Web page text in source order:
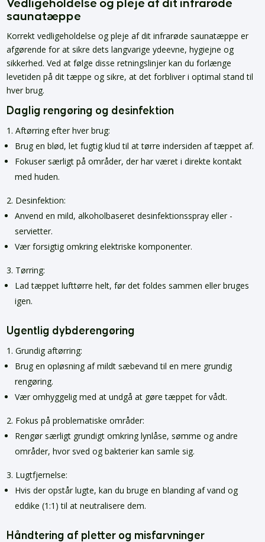
Vedligeholdelse og pleje af dit infrarøde
saunatæppe
Korrekt vedligeholdelse og pleje af dit infrarøde saunatæppe er
afgørende for at sikre dets langvarige ydeevne, hygiejne og
sikkerhed. Ved at følge disse retningslinjer kan du forlænge
levetiden på dit tæppe og sikre, at det forbliver i optimal stand til
hver brug.
Daglig rengøring og desinfektion
Aftørring efter hver brug:
Brug en blød, let fugtig klud til at tørre indersiden af tæppet af.
Fokuser særligt på områder, der har været i direkte kontakt
med huden.
Desinfektion:
Anvend en mild, alkoholbaseret desinfektionsspray eller -
servietter.
Vær forsigtig omkring elektriske komponenter.
Tørring:
Lad tæppet lufttørre helt, før det foldes sammen eller bruges
igen.
Ugentlig dybderengøring
Grundig aftørring:
Brug en opløsning af mildt sæbevand til en mere grundig
rengøring.
Vær omhyggelig med at undgå at gøre tæppet for vådt.
Fokus på problematiske områder:
Rengør særligt grundigt omkring lynlåse, sømme og andre
områder, hvor sved og bakterier kan samle sig.
Lugtfjernelse:
Hvis der opstår lugte, kan du bruge en blanding af vand og
eddike (1:1) til at neutralisere dem.
Håndtering af pletter og misfarvninger